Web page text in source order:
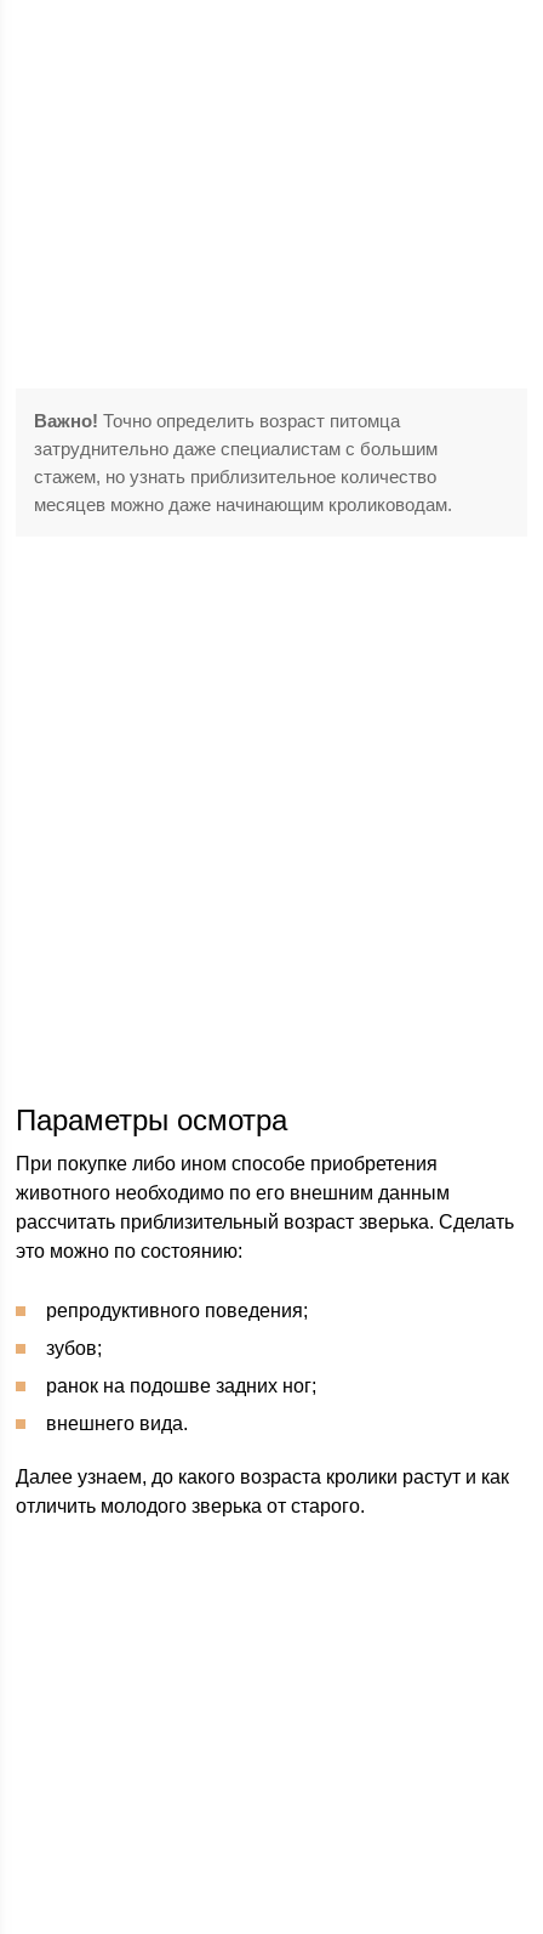
Важно! Точно определить возраст питомца
затруднительно даже специалистам с большим
стажем, но узнать приблизительное количество
месяцев можно даже начинающим кролиководам.
Параметры осмотра
При покупке либо ином способе приобретения
животного необходимо по его внешним данным
рассчитать приблизительный возраст зверька. Сделать
это можно по состоянию:
репродуктивного поведения;
зубов;
ранок на подошве задних ног;
внешнего вида.
Далее узнаем, до какого возраста кролики растут и как
отличить молодого зверька от старого.